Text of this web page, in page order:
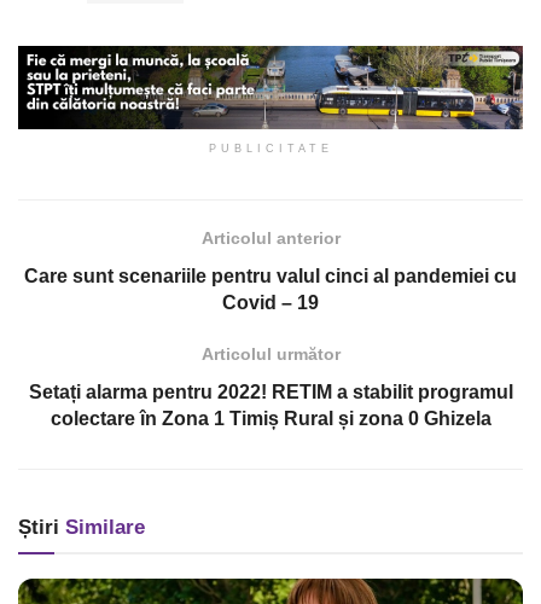
PUBLICITATE
Articolul anterior
Care sunt scenariile pentru valul cinci al pandemiei cu
Covid – 19
Articolul următor
Setați alarma pentru 2022! RETIM a stabilit programul
colectare în Zona 1 Timiș Rural și zona 0 Ghizela
Știri Similare